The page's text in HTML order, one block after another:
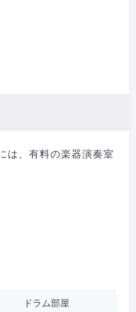
は、有料の楽器演奏室
ドラム部屋